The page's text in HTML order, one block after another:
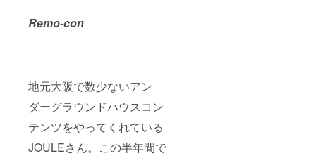
Remo-con
地元大阪で数少ないアン
ダーグラウンドハウスコン
テンツをやってくれている
JOULEさん。この半年間で